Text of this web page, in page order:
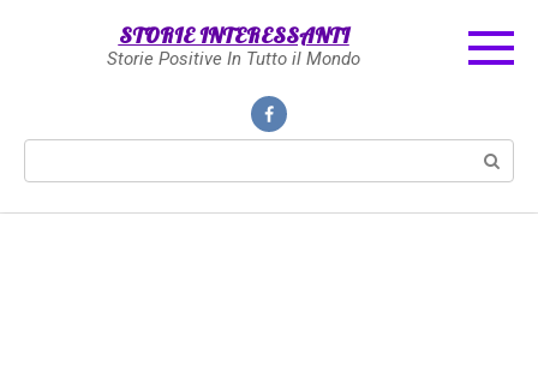
STORIE INTERESSANTI
Storie Positive In Tutto il Mondo